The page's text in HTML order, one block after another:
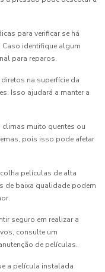
para verificar se há
identifique algum
para reparos.
na superfície da
Isso ajudará a manter a
climas muito quentes ou
pois isso pode afetar
películas de alta
de baixa qualidade podem
seguro em realizar a
consulte um
de películas.
a película instalada